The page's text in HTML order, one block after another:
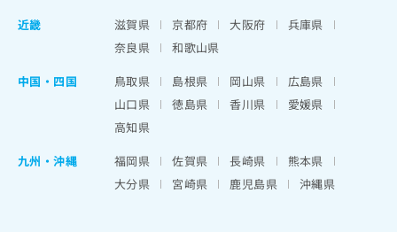
近畿
滋賀県 京都府 大阪府
兵庫県
奈良県
和歌山県
中国・四国
鳥取県 島根県 岡山県
広島県
山口県
徳島県 香川県
愛媛県
高知県
九州・沖縄
福岡県 佐賀県 長崎県
熊本県
大分県
宮崎県 鹿児島県 沖縄県